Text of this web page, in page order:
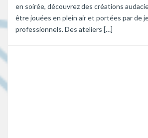
en soirée, découvrez des créations
être jouées en plein air et portées par de
professionnels. Des ateliers […]